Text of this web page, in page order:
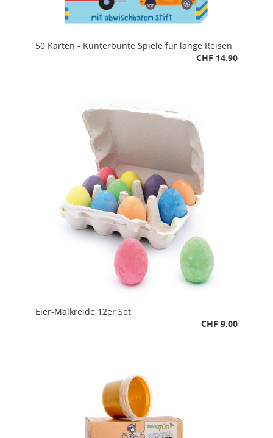
50 Karten - Kunterbunte Spiele für lange Reisen
CHF 14.90
Eier-Malkreide 12er Set
CHF 9.00